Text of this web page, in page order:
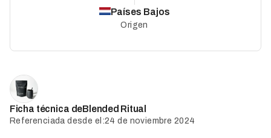
Países Bajos
Origen
Ficha técnica deBlended Ritual
Referenciada desde el:24 de noviembre 2024